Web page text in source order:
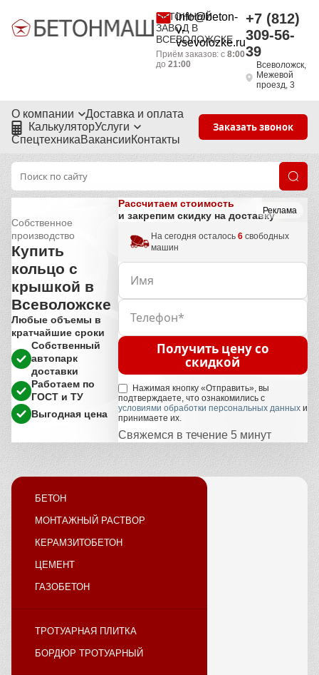
БЕТОННЫЙ
ЗАВОД В
ВСЕВОЛОЖСКЕ
info@beton-
v-
vsevolozke.ru
Приём заказов: с 8:00
до 21:00
+7 (812)
309-56-
39
Всеволожск,
Межевой
проезд, 3
О компании
Доставка и оплата
КалькуляторУслуги
СпецтехникаВакансииКонтакты
Заказать звонок
Реклама
Собственное
производство
Купить
кольцо с
крышкой в
Всеволожске
Любые объемы в
кратчайшие сроки
Собственный
автопарк
доставки
Работаем по
ГОСТ и ТУ
Выгодная цена
Рассчитаем стоимость
и закрепим скидку на доставку
На сегодня осталось 6свободных
машин
Получить цену со
скидкой
Нажимая кнопку «Отправить», вы
подтверждаете, что ознакомились с
условиями обработки персональных данныхи
принимаете их.
Свяжемся в течение 5 минут
БЕТОН
МОНТАЖНЫЙ РАСТВОР
КЕРАМЗИТОБЕТОН
ЦЕМЕНТ
ГАЗОБЕТОН
ТРОТУАРНАЯ ПЛИТКА
БОРДЮР ТРОТУАРНЫЙ